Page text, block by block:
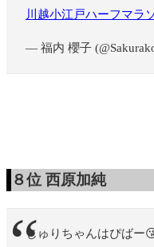
川越小江戸ハーフマラ
— 福内 櫻子
８位 西原加純
じゅりちゃんはぴばー